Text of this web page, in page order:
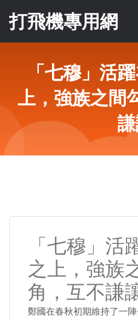
打飛機專用網
「七穆」活
上，強族之間
「七穆」活
之上，強族
角，互不謙
鄭國在春秋初期維持了一